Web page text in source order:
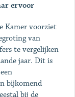
ervoor
Kamer voorziet
van
te vergelijken
jaar. Dit is
bijkomend
bij de